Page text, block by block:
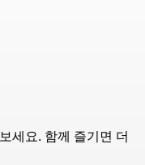
세요. 함께 즐기면 더